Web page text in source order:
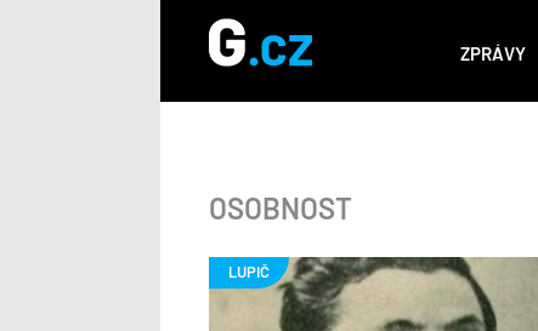
ZPRÁVY
OSOBNOST